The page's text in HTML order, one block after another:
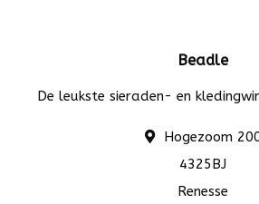
Beadle
De leukste sieraden- en
Hogezoom
4325BJ
Renesse